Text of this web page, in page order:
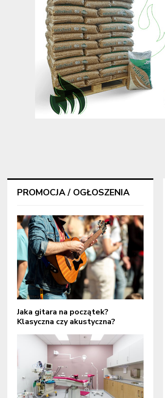
PROMOCJA / OGŁOSZENIA
Jaka gitara na początek?
Klasyczna czy akustyczna?